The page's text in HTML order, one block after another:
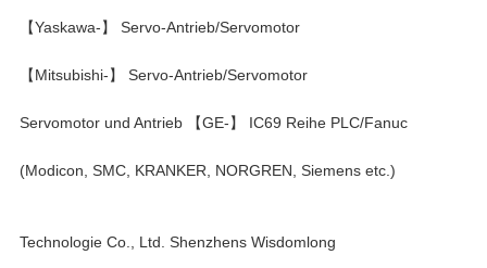
【Yaskawa-】 Servo-Antrieb/Servomotor
【Mitsubishi-】 Servo-Antrieb/Servomotor
Servomotor und Antrieb 【GE-】 IC69 Reihe PLC/Fanuc
(Modicon, SMC, KRANKER, NORGREN, Siemens etc.)
Technologie Co., Ltd. Shenzhens Wisdomlong